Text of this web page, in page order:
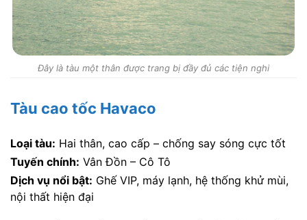
Đây là tàu một thân được trang bị đầy đủ các tiện nghi
Tàu cao tốc Havaco
Loại tàu: Hai thân, cao cấp – chống say sóng cực tốt
Tuyến chính: Vân Đồn – Cô Tô
Dịch vụ nổi bật: Ghế VIP, máy lạnh, hệ thống khử mùi,
nội thất hiện đại